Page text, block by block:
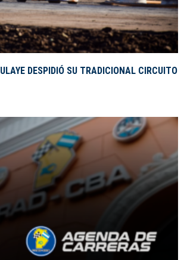
DESPIDIÓ SU TRADICIONAL CIRCUITO